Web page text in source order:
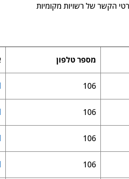
הקשר של רשויות מקומיות
מספר טלפון
106
106
106
106